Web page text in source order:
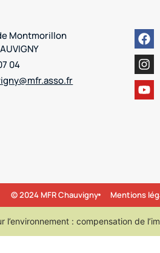
Montmorillon
04
© 2024 MFR Chauvigny Mentions
l’environnement : compensation de